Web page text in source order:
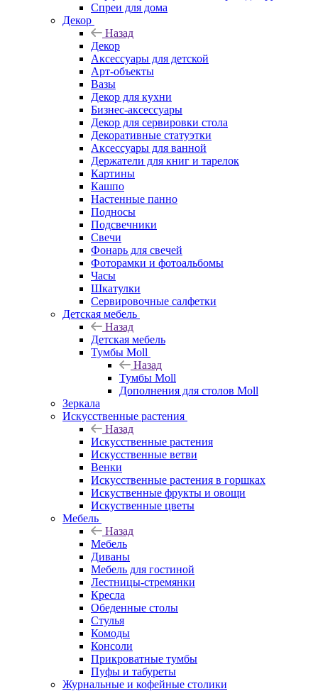
Спреи для дома
Декор
Назад
Декор
Аксессуары для детской
Арт-объекты
Вазы
Декор для кухни
Бизнес-аксессуары
Декор для сервировки стола
Декоративные статуэтки
Аксессуары для ванной
Держатели для книг и тарелок
Картины
Кашпо
Настенные панно
Подносы
Подсвечники
Свечи
Фонарь для свечей
Фоторамки и фотоальбомы
Часы
Шкатулки
Сервировочные салфетки
Детская мебель
Назад
Детская мебель
Тумбы Moll
Назад
Тумбы Moll
Дополнения для столов Moll
Зеркала
Искусственные растения
Назад
Искусственные растения
Искусственные ветви
Венки
Искусственные растения в горшках
Искуственные фрукты и овощи
Искуственные цветы
Мебель
Назад
Мебель
Диваны
Мебель для гостиной
Лестницы-стремянки
Кресла
Обеденные столы
Стулья
Комоды
Консоли
Прикроватные тумбы
Пуфы и табуреты
Журнальные и кофейные столики